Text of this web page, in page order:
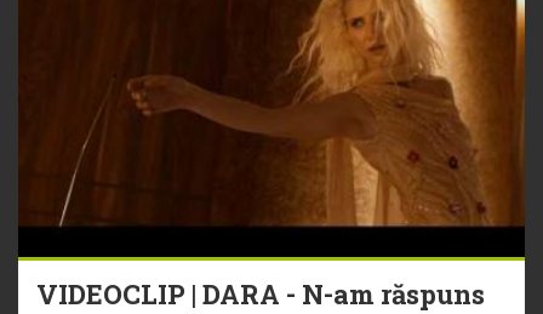
VIDEOCLIP | DARA - N-am răspuns